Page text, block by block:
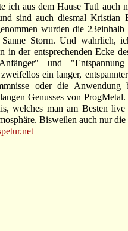
ich aus dem Hause Tutl auch
sind auch diesmal Kristian
wurden die
Storm. Und wahrlich,
in der entsprechenden Ecke
und
ein langer,
oder die Anwendung
Genusses von
welches man am Besten live
Bisweilen auch nur die